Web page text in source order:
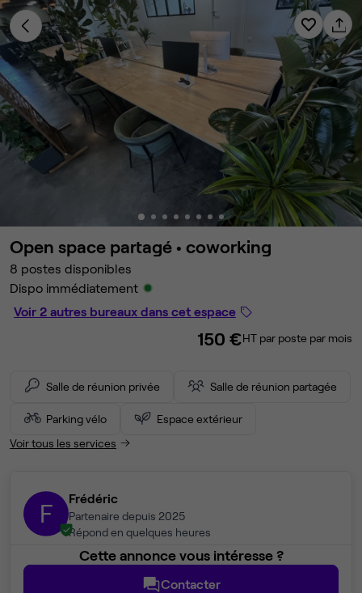
Open space partagé • coworking
8 postes disponibles
Dispo immédiatement
Voir 2 autres bureaux dans cet espace
150 €HT par poste par mois
Salle de réunion privée Salle de réunion partagée
Parking vélo
Espace extérieur
Voir tous les services
F Frédéric
Partenaire depuis 2025
Répond en quelques heures
Cette annonce vous intéresse ?
Contacter